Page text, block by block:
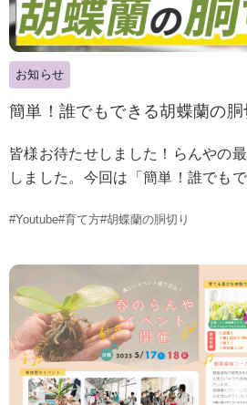
お知らせ
簡単！誰でもできる胡蝶蘭の
皆様お待たせしました！らんやの
しました。今回は「簡単！誰でも
#Youtube#育て方#胡蝶蘭の胴切り